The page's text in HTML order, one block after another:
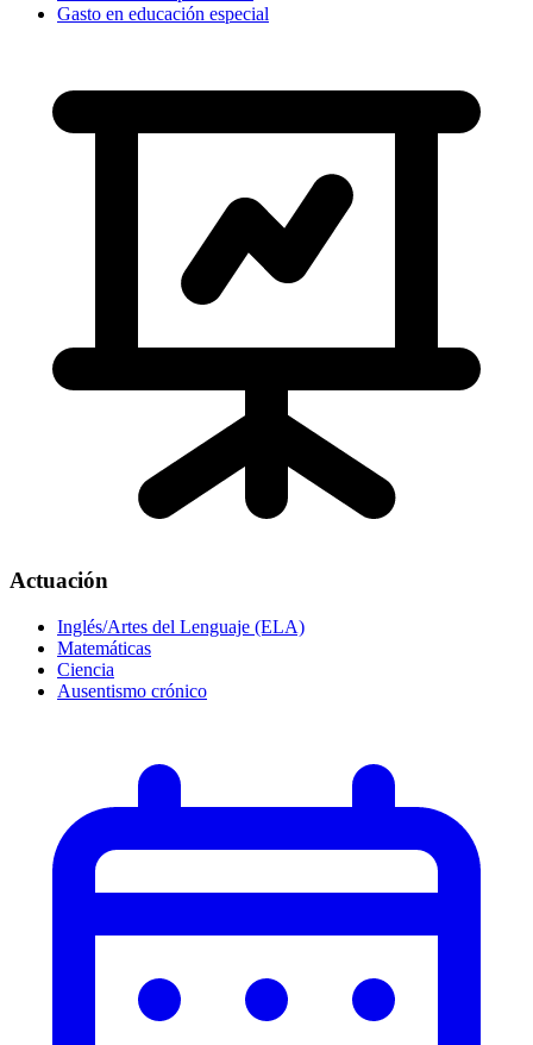
Gasto en educación especial
Actuación
Inglés/Artes del Lenguaje (ELA)
Matemáticas
Ciencia
Ausentismo crónico